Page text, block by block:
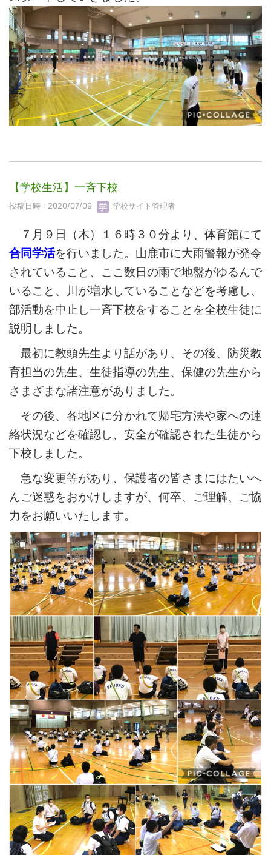
【学校生活】一斉下校
投稿日時 : 2020/07/09 学校サイト管理者
７月９日（木）１６時３０分より、体育館にて
合同学活を行いました。山鹿市に大雨警報が発令
されていること、ここ数日の雨で地盤がゆるんで
いること、川が増水していることなどを考慮し、
部活動を中止し一斉下校をすることを全校生徒に
説明しました。
最初に教頭先生より話があり、その後、防災教
育担当の先生、生徒指導の先生、保健の先生から
さまざまな諸注意がありました。
その後、各地区に分かれて帰宅方法や家への連
絡状況などを確認し、安全が確認された生徒から
下校しました。
急な変更等があり、保護者の皆さまにはたいへ
んご迷惑をおかけしますが、何卒、ご理解、ご協
力をお願いいたします。